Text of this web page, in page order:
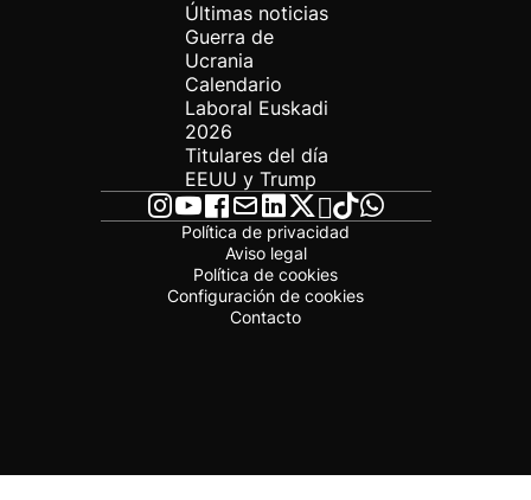
Últimas noticias
Guerra de
Ucrania
Calendario
Laboral Euskadi
2026
Titulares del día
EEUU y Trump
Política de privacidad
Aviso legal
Política de cookies
Configuración de cookies
Contacto